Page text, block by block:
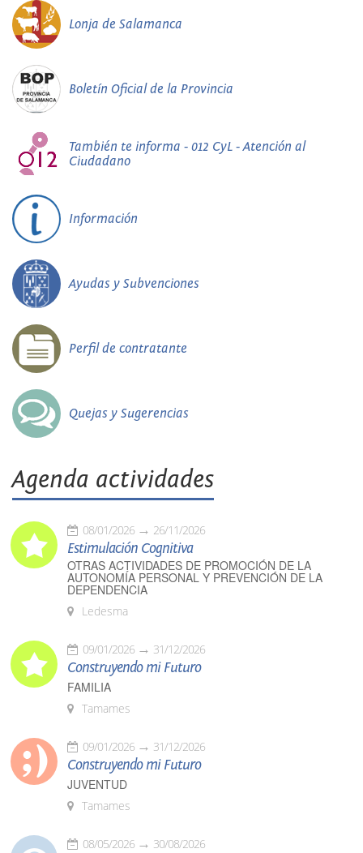
Lonja de Salamanca
Boletín Oficial de la Provincia
También te informa - 012 CyL - Atención al
Ciudadano
Información
Ayudas y Subvenciones
Perfil de contratante
Quejas y Sugerencias
Agenda actividades
08/01/2026 26/11/2026
Estimulación Cognitiva
OTRAS ACTIVIDADES DE PROMOCIÓN DE LA
AUTONOMÍA PERSONAL Y PREVENCIÓN DE LA
DEPENDENCIA
Ledesma
09/01/2026 31/12/2026
Construyendo mi Futuro
FAMILIA
Tamames
09/01/2026 31/12/2026
Construyendo mi Futuro
JUVENTUD
Tamames
08/05/2026 30/08/2026